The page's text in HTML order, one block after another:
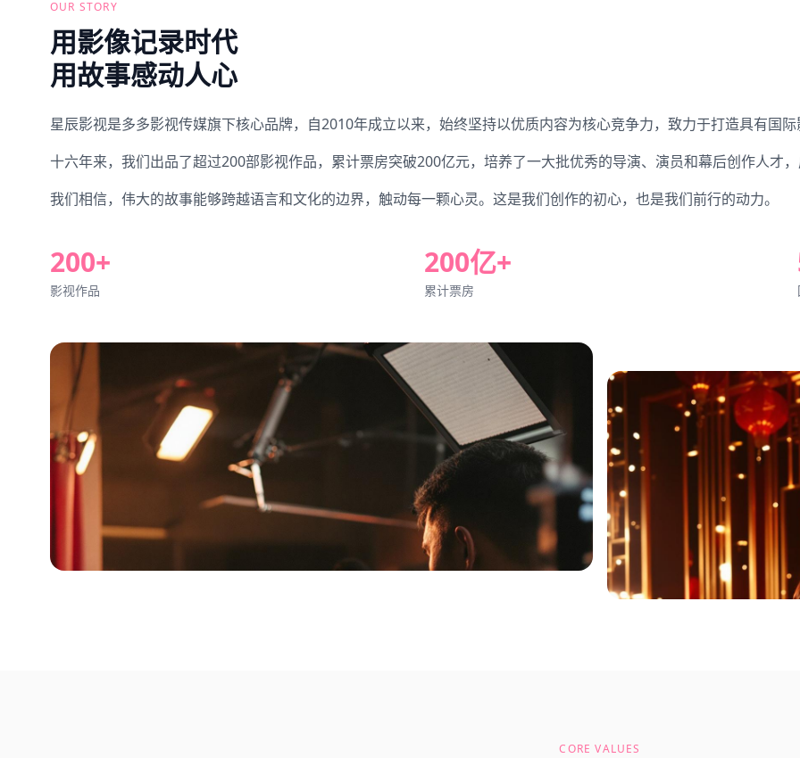
引领中国影视行业新风向
OUR STORY
用影像记录时代
用故事感动人心
星辰影视是多多影视传媒旗下核心品牌，自2010年成立以来，始终坚持以优质内容为核心竞争力，致力于打造具有国际
十六年来，我们出品了超过200部影视作品，累计票房突破200亿元，培养了一大批优秀的导演、演员和幕后创作人才
我们相信，伟大的故事能够跨越语言和文化的边界，触动每一颗心灵。这是我们创作的初心，也是我们前行的动力。
200+
影视作品
200亿+
累计票房
CORE VALUES